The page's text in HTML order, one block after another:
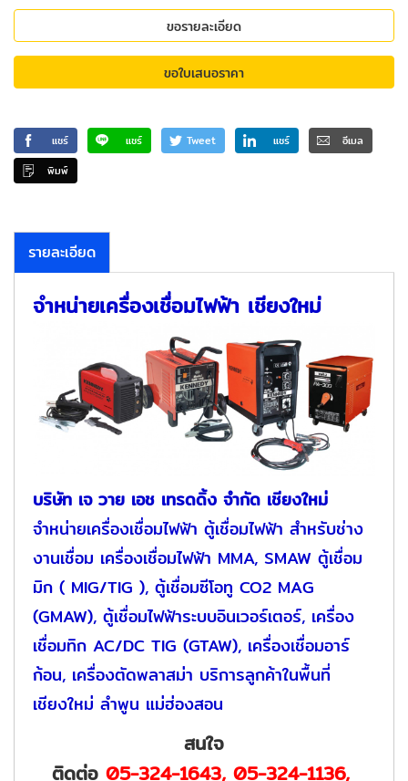
ขอรายละเอียด
ขอใบเสนอราคา
แชร์ แชร์ Tweet แชร์
อีเมล
พิมพ์
รายละเอียด
จำหน่ายเครื่องเชื่อมไฟฟ้า เชียงใหม่
บริษัท เจ วาย เอช เทรดดิ้ง จำกัด เชียงใหม่
จำหน่ายเครื่องเชื่อมไฟฟ้า ตู้เชื่อมไฟฟ้า สำหรับช่าง
งานเชื่อม เครื่องเชื่อมไฟฟ้า MMA, SMAW ตู้เชื่อม
มิก ( MIG/TIG ), ตู้เชื่อมซีโอทู CO2 MAG
(GMAW), ตู้เชื่อมไฟฟ้าระบบอินเวอร์เตอร์, เครื่อง
เชื่อมทิก AC/DC TIG (GTAW), เครื่องเชื่อมอาร์
ก้อน, เครื่องตัดพลาสม่า บริการลูกค้าในพื้นที่
เชียงใหม่ ลำพูน แม่ฮ่องสอน
สนใจ
ติดต่อ 05-324-1643, 05-324-1136,